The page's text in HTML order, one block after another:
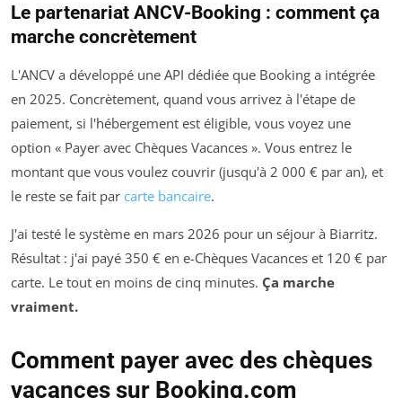
Le partenariat ANCV-Booking : comment ça
marche concrètement
L'ANCV a développé une API dédiée que Booking a intégrée
en 2025. Concrètement, quand vous arrivez à l'étape de
paiement, si l'hébergement est éligible, vous voyez une
option « Payer avec Chèques Vacances ». Vous entrez le
montant que vous voulez couvrir (jusqu'à 2 000 € par an), et
le reste se fait par carte bancaire.
J'ai testé le système en mars 2026 pour un séjour à Biarritz.
Résultat : j'ai payé 350 € en e-Chèques Vacances et 120 € par
carte. Le tout en moins de cinq minutes. Ça marche
vraiment.
Comment payer avec des chèques
vacances sur Booking.com